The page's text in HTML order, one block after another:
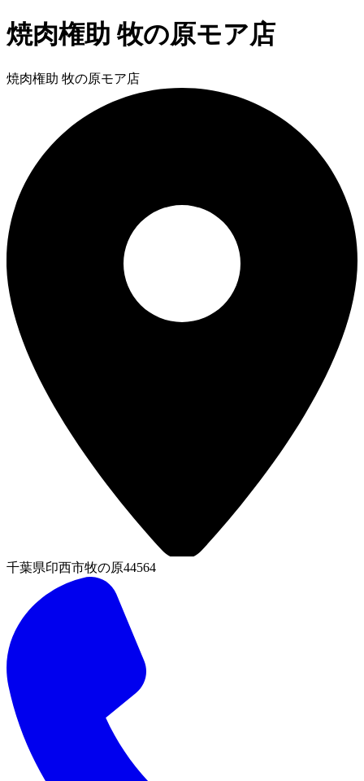
焼肉権助 牧の原モア店
焼肉権助 牧の原モア店
千葉県印西市牧の原44564